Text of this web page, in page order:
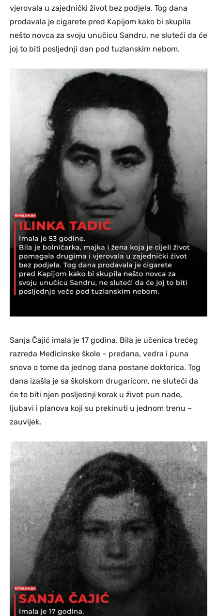
vjerovala u zajednički život bez podjela. Tog dana
prodavala je cigarete pred Kapijom kako bi skupila
nešto novca za svoju unučicu Sandru, ne sluteći da će
joj to biti posljednji dan pod tuzlanskim nebom.
Sanja Čajić imala je 17 godina. Bila je učenica trećeg
razreda Medicinske škole – predana, vedra i puna
snova o tome da jednog dana postane doktorica. Tog
dana izašla je sa školskom drugaricom, ne sluteći da
će to biti njen posljednji korak u život pun nade,
ljubavi i planova koji su prekinuti u jednom trenu –
zauvijek.